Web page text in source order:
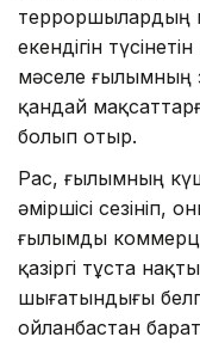
терроршылар­дың
екен­дігін
мәселе ғылымның
қандай
болып отыр.
Рас, ғылымның
әміршісі сезініп,
ғылымды
қазіргі тұста
шығатындығы
ойланбастан